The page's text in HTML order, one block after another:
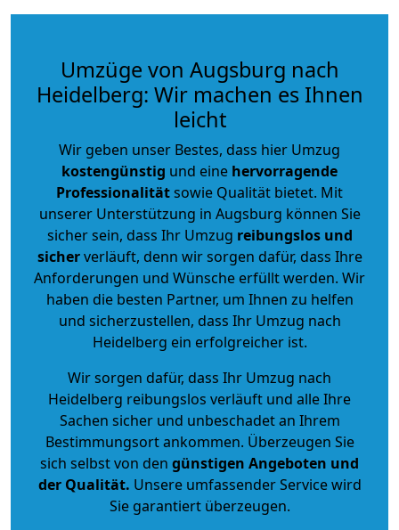
Umzüge von Augsburg nach
Heidelberg: Wir machen es Ihnen
leicht
Wir geben unser Bestes, dass hier Umzug
kostengünstig und eine hervorragende
Professionalitätsowie Qualität bietet. Mit
unserer Unterstützung in Augsburg können Sie
sicher sein, dass Ihr Umzug reibungslos und
sicherverläuft, denn wir sorgen dafür, dass Ihre
Anforderungen und Wünsche erfüllt werden. Wir
haben die besten Partner, um Ihnen zu helfen
und sicherzustellen, dass Ihr Umzug nach
Heidelberg ein erfolgreicher ist.
Wir sorgen dafür, dass Ihr Umzug nach
Heidelberg reibungslos verläuft und alle Ihre
Sachen sicher und unbeschadet an Ihrem
Bestimmungsort ankommen. Überzeugen Sie
sich selbst von den günstigen Angeboten und
der Qualität. Unsere umfassender Service wird
Sie garantiert überzeugen.